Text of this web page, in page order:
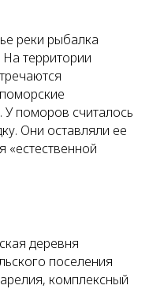
реки рыбалка
территории
поморов считалось
Они оставляли ее
«естественной
деревня
поселения
комплексный